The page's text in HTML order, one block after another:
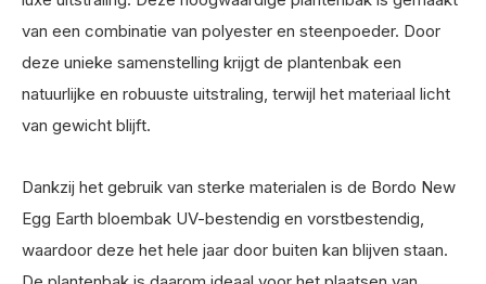
van een combinatie van polyester en steenpoeder. Door
deze unieke samenstelling krijgt de plantenbak een
natuurlijke en robuuste uitstraling, terwijl het materiaal licht
van gewicht blijft.
Dankzij het gebruik van sterke materialen is de Bordo New
Egg Earth bloembak UV-bestendig en vorstbestendig,
waardoor deze het hele jaar door buiten kan blijven staan.